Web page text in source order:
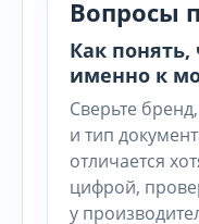
Вопросы
Как понять,
именно к
Сверьте
и тип
отличается
цифрой,
у